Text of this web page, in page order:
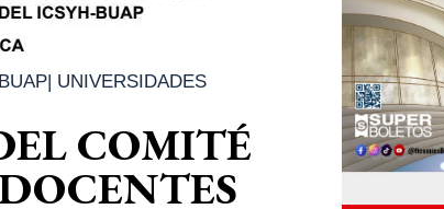
| UNIVERSIDADES
COMITÉ